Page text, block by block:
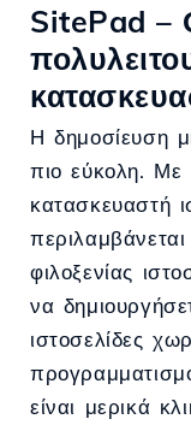
SitePad –
Η δημοσίευση
πιο εύκολη.
κατασκευαστή
φιλοξενίας
να
ιστοσελίδες
είναι μερικά